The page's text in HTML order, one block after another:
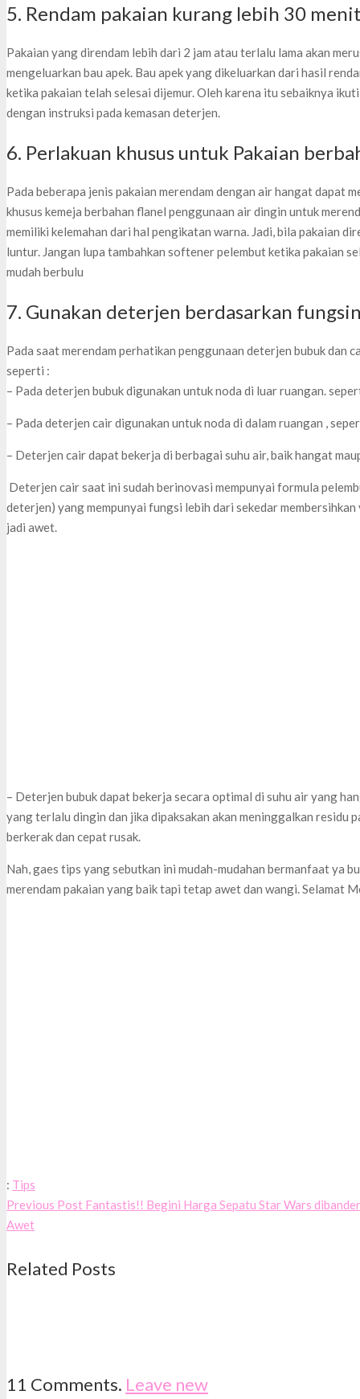
5. Rendam pakaian kurang lebih 30
Pakaian yang direndam lebih dari 2 jam atau terlalu lama akan
mengeluarkan bau apek. Bau apek yang dikeluarkan dari hasil
ketika pakaian telah selesai dijemur. Oleh karena itu sebaiknya
dengan instruksi pada kemasan deterjen.
6. Perlakuan khusus untuk Pakaian
Pada beberapa jenis pakaian merendam dengan air hangat dapat
khusus kemeja berbahan flanel penggunaan air dingin untuk
memiliki kelemahan dari hal pengikatan warna. Jadi, bila pakaian
luntur. Jangan lupa tambahkan softener pelembut ketika pakaian
mudah berbulu
7. Gunakan deterjen berdasarkan
Pada saat merendam perhatikan penggunaan deterjen bubuk dan
seperti :
– Pada deterjen bubuk digunakan untuk noda di luar ruangan.
– Pada deterjen cair digunakan untuk noda di dalam ruangan ,
– Deterjen cair dapat bekerja di berbagai suhu air, baik hangat
Deterjen cair saat ini sudah berinovasi mempunyai formula
deterjen) yang mempunyai fungsi lebih dari sekedar
jadi awet.
– Deterjen bubuk dapat bekerja secara optimal di suhu air yang
yang terlalu dingin dan jika dipaksakan akan meninggalkan residu
berkerak dan cepat rusak.
Nah, gaes tips yang sebutkan ini mudah-mudahan bermanfaat ya
merendam pakaian yang baik tapi tetap awet dan wangi. Selamat
: Tips
Previous Post Fantastis!! Begini Harga Sepatu Star Wars
Awet
Related Posts
11 Comments. Leave new